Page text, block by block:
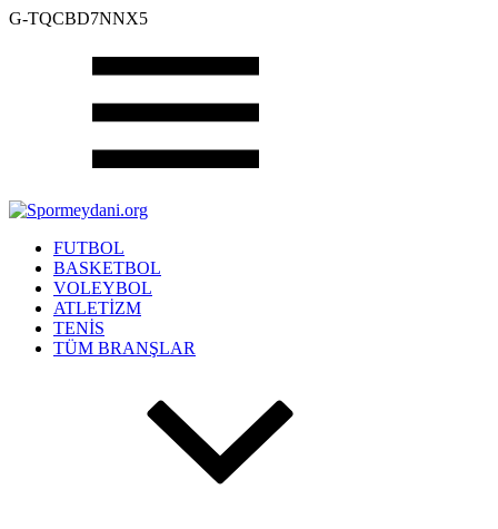
G-TQCBD7NNX5
FUTBOL
BASKETBOL
VOLEYBOL
ATLETİZM
TENİS
TÜM BRANŞLAR